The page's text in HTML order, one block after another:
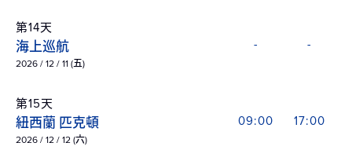
第14天
海上巡航
2026 / 12 / 11 (五)
- -
第15天
紐西蘭 匹克頓
2026 / 12 / 12 (六)
09:00 17:00